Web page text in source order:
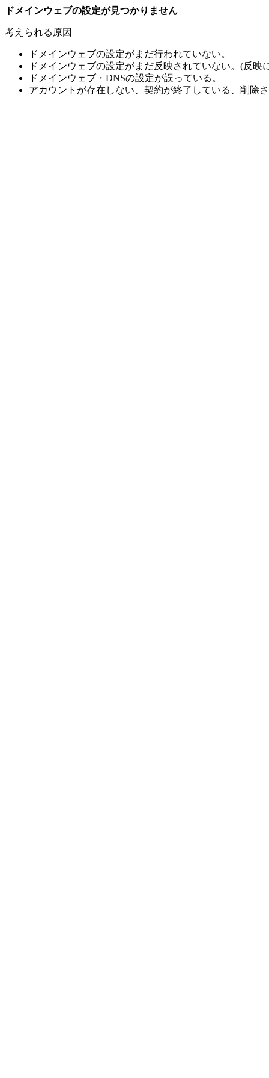
ドメインウェブの設定が見つかりません
考えられる原因
ドメインウェブの設定がまだ行われていない。
ドメインウェブの設定がまだ反映されていない。(反
ドメインウェブ・DNSの設定が誤っている。
アカウントが存在しない、契約が終了している、削除